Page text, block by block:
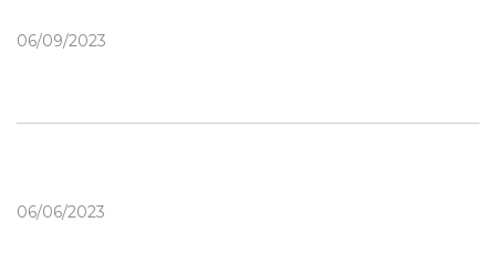
06/09/2023
06/06/2023